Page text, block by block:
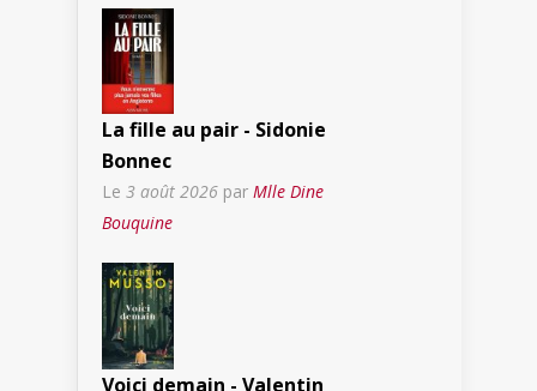
La fille au pair - Sidonie
Bonnec
Le 3 août 2026 par Mlle Dine
Bouquine
Voici demain - Valentin